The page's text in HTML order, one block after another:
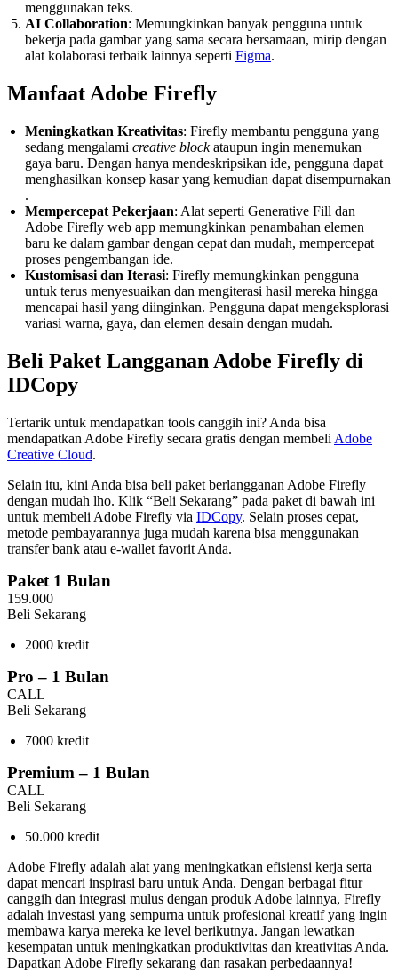
menggunakan teks.
AI Collaboration: Memungkinkan banyak pengguna untuk
bekerja pada gambar yang sama secara bersamaan, mirip dengan
alat kolaborasi terbaik lainnya seperti Figma​.
Manfaat Adobe Firefly
Meningkatkan Kreativitas: Firefly membantu pengguna yang
sedang mengalami creative blockataupun ingin menemukan
gaya baru. Dengan hanya mendeskripsikan ide, pengguna dapat
menghasilkan konsep kasar yang kemudian dapat disempurnakan​
.
Mempercepat Pekerjaan: Alat seperti Generative Fill dan
Adobe Firefly web app memungkinkan penambahan elemen
baru ke dalam gambar dengan cepat dan mudah, mempercepat
proses pengembangan ide​.
Kustomisasi dan Iterasi: Firefly memungkinkan pengguna
untuk terus menyesuaikan dan mengiterasi hasil mereka hingga
mencapai hasil yang diinginkan. Pengguna dapat mengeksplorasi
variasi warna, gaya, dan elemen desain dengan mudah​.
Beli Paket Langganan Adobe Firefly di
IDCopy
Tertarik untuk mendapatkan tools canggih ini? Anda bisa
mendapatkan Adobe Firefly secara gratis dengan membeli Adobe
Creative Cloud.
Selain itu, kini Anda bisa beli paket berlangganan Adobe Firefly
dengan mudah lho. Klik “Beli Sekarang” pada paket di bawah ini
untuk membeli Adobe Firefly via IDCopy. Selain proses cepat,
metode pembayarannya juga mudah karena bisa menggunakan
transfer bank atau e-wallet favorit Anda.
Paket 1 Bulan
159.000
Beli Sekarang
2000 kredit
Pro – 1 Bulan
CALL
Beli Sekarang
7000 kredit
Premium – 1 Bulan
CALL
Beli Sekarang
50.000 kredit
Adobe Firefly adalah alat yang meningkatkan efisiensi kerja serta
dapat mencari inspirasi baru untuk Anda. Dengan berbagai fitur
canggih dan integrasi mulus dengan produk Adobe lainnya, Firefly
adalah investasi yang sempurna untuk profesional kreatif yang ingin
membawa karya mereka ke level berikutnya. Jangan lewatkan
kesempatan untuk meningkatkan produktivitas dan kreativitas Anda.
Dapatkan Adobe Firefly sekarang dan rasakan perbedaannya!